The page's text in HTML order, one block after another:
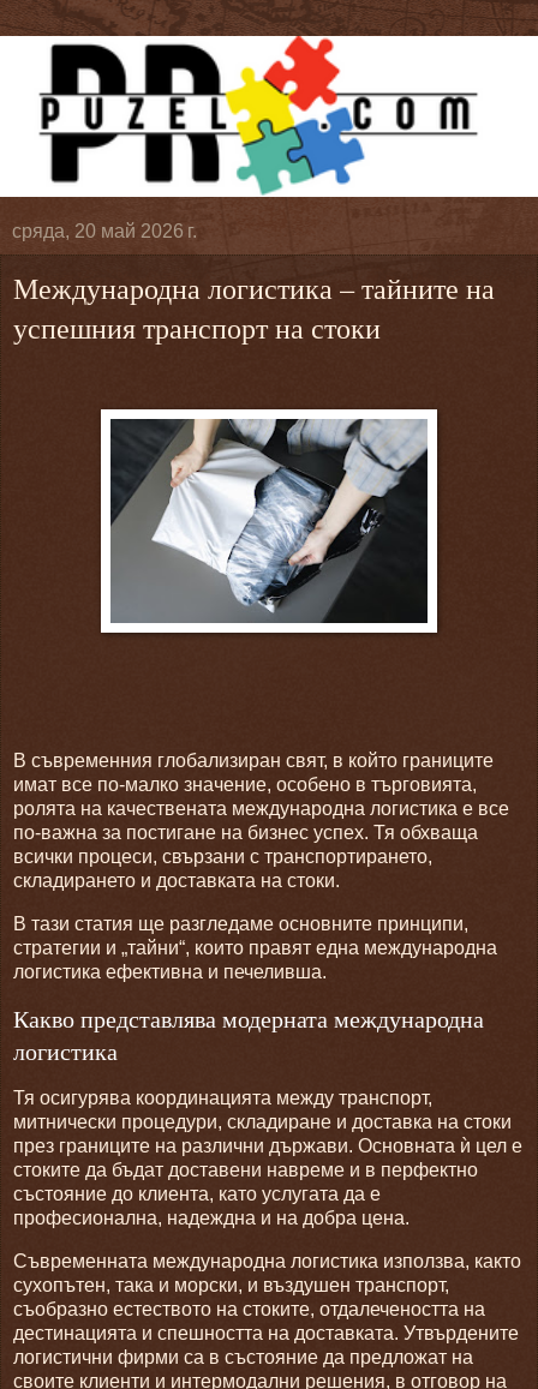
сряда, 20 май 2026 г.
Международна логистика – тайните на
успешния транспорт на стоки
В съвременния глобализиран свят, в който границите
имат все по-малко значение, особено в търговията,
ролята на качествената международна логистика е все
по-важна за постигане на бизнес успех. Тя обхваща
всички процеси, свързани с транспортирането,
складирането и доставката на стоки.
В тази статия ще разгледаме основните принципи,
стратегии и „тайни“, които правят една международна
логистика ефективна и печеливша.
Какво представлява модерната международна
логистика
Тя осигурява координацията между транспорт,
митнически процедури, складиране и доставка на стоки
през границите на различни държави. Основната ѝ цел е
стоките да бъдат доставени навреме и в перфектно
състояние до клиента, като услугата да е
професионална, надеждна и на добра цена.
Съвременната международна логистика използва, както
сухопътен, така и морски, и въздушен транспорт,
съобразно естеството на стоките, отдалечеността на
дестинацията и спешността на доставката. Утвърдените
логистични фирми са в състояние да предложат на
своите клиенти и интермодални решения, в отговор на